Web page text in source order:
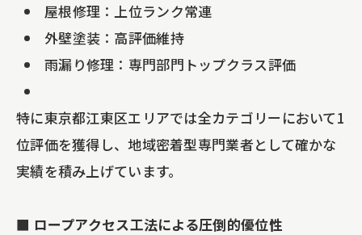
屋根修理：上位ランク常連
外壁塗装：高評価維持
雨漏り修理：専門部門トップクラス評価
特に東京都江東区エリアでは全カテゴリーにおいて1
位評価を獲得し、地域密着型専門業者として確かな
実績を積み上げています。
■ ロープアクセス工法による圧倒的優位性